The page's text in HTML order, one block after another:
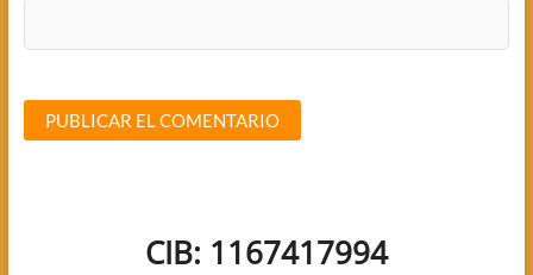
CIB: 1167417994